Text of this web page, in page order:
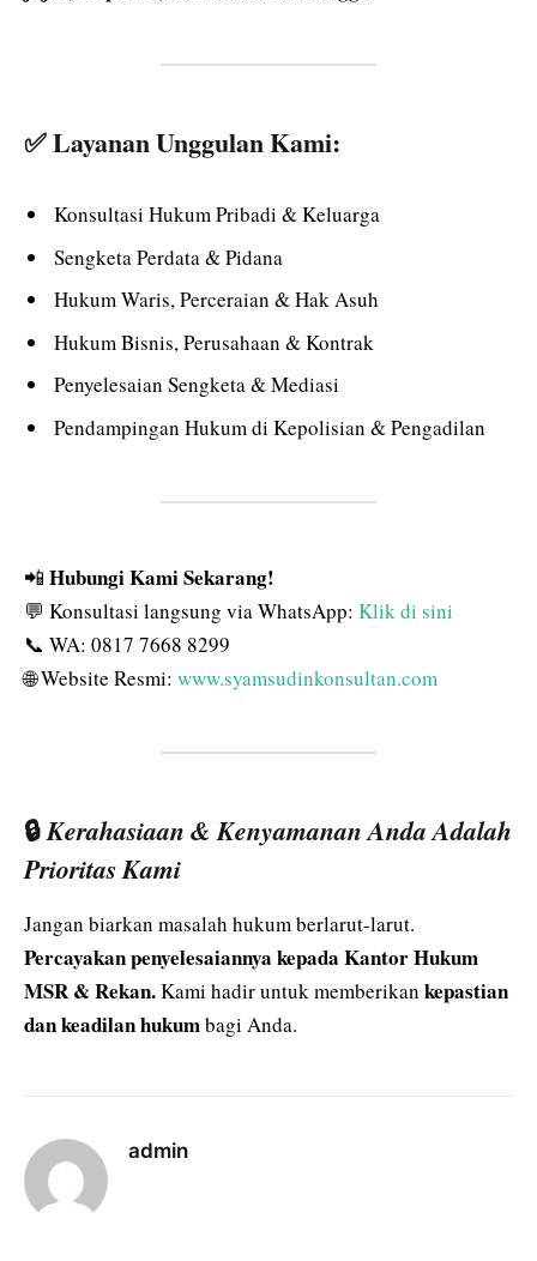
✅ Layanan Unggulan Kami:
Konsultasi Hukum Pribadi & Keluarga
Sengketa Perdata & Pidana
Hukum Waris, Perceraian & Hak Asuh
Hukum Bisnis, Perusahaan & Kontrak
Penyelesaian Sengketa & Mediasi
Pendampingan Hukum di Kepolisian & Pengadilan
📲 Hubungi Kami Sekarang!
💬 Konsultasi langsung via WhatsApp: Klik di sini
📞 WA: 0817 7668 8299
🌐 Website Resmi: www.syamsudinkonsultan.com
🔒Kerahasiaan & Kenyamanan Anda Adalah
Prioritas Kami
Jangan biarkan masalah hukum berlarut-larut.
Percayakan penyelesaiannya kepada Kantor Hukum
MSR & Rekan.Kami hadir untuk memberikan kepastian
dan keadilan hukumbagi Anda.
admin